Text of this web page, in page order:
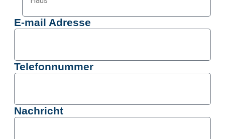
E-mail Adresse
Telefonnummer
Nachricht